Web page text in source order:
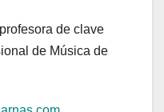
de clave
de Música de